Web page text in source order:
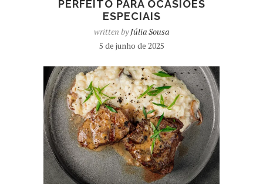
PERFEITO PARA OCASIÕES
ESPECIAIS
written byJúlia Sousa
5 de junho de 2025